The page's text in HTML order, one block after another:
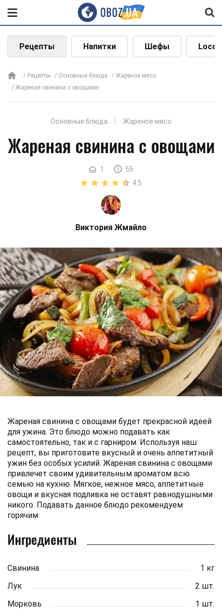
Рецепты Напитки Шефы Local
Рецепты Основные блюда
Жареное мясо
Жареная свинина с овощами
Основные блюда Жареное мясо
Жареная свинина с овощами
1
55
4.5
Виктория Жмайло
Жареная свинина с овощами будет прекрасной идеей
для ужина. Это блюдо можно подавать как
самостоятельно, так и с гарниром. Используя наш
рецепт, вы приготовите вкусный и очень аппетитный
ужин без особых усилий. Жареная свинина с овощами
привлечет своим удивительным ароматом всю
семью на кухню. Мягкое, нежное мясо, аппетитные
овощи и вкусная подливка не оставят равнодушными
никого. Подавать данное блюдо рекомендуем
горячим.
Ингредиенты
Свинина
1 кг
Лук
2 шт.
Морковь
1 шт.